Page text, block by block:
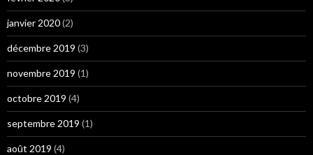
janvier 2020(2)
décembre 2019 (3)
novembre 2019 (1)
octobre 2019 (4)
septembre 2019 (1)
août 2019 (4)